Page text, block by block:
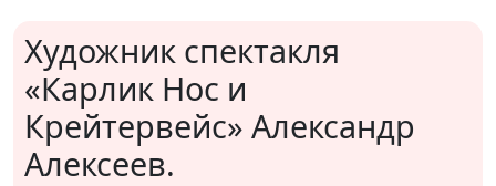
Художник спектакля
«Карлик Нос и
Крейтервейс» Александр
Алексеев.